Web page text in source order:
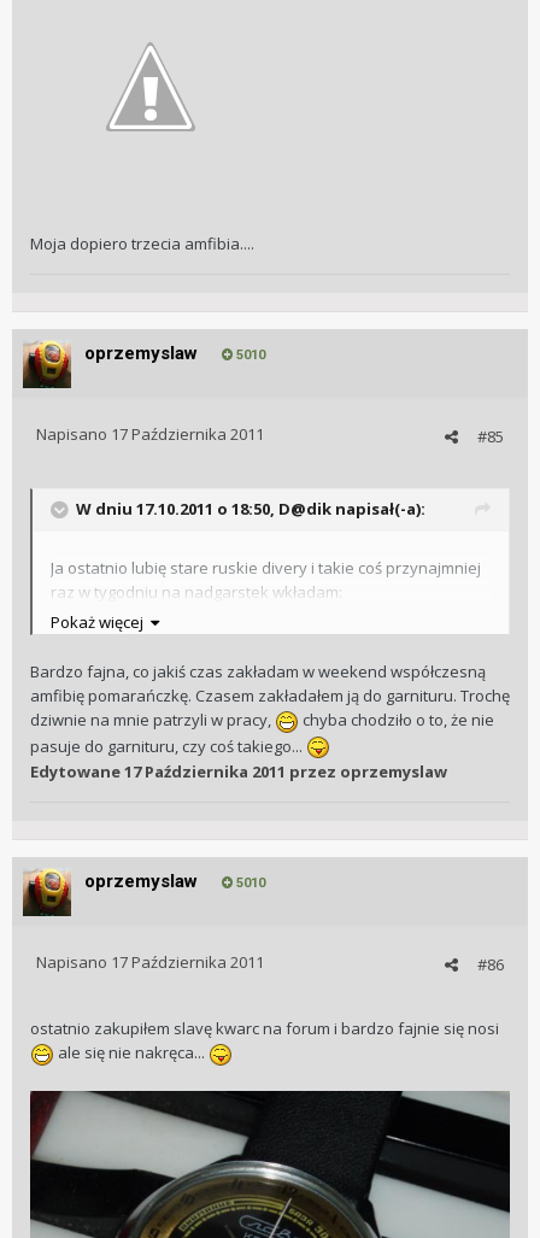
Moja dopiero trzecia amfibia....
oprzemyslaw 5010
#85
Napisano 17 Października 2011
W dniu 17.10.2011 o 18:50, D@dik napisał(-a):
Ja ostatnio lubię stare ruskie divery i takie coś przynajmniej
raz w tygodniu na nadgarstek wkładam:
Moja dopiero trzecia amfibia....
Pokaż więcej
Bardzo fajna, co jakiś czas zakładam w weekend współczesną
amfibię pomarańczkę. Czasem zakładałem ją do garnituru. Trochę
dziwnie na mnie patrzyli w pracy,
chyba chodziło o to, że nie
pasuje do garnituru, czy coś takiego...
Edytowane17 Października 2011 przez oprzemyslaw
oprzemyslaw 5010
#86
Napisano 17 Października 2011
ostatnio zakupiłem slavę kwarc na forum i bardzo fajnie się nosi
ale się nie nakręca...